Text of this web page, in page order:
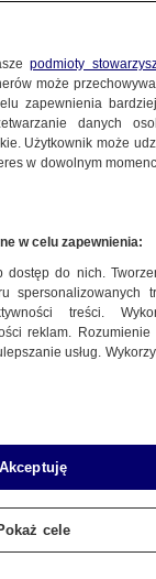
podmioty
może
zapewnienia
danych
Użytkownik może
w dowolnym
w celu zapewnienia:
dostęp do nich.
spersonalizowanych
treści.
reklam.
usług.
Akceptuję
cele